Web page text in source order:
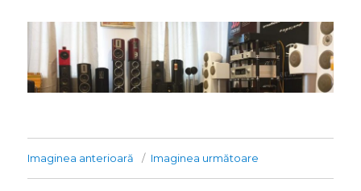
Imaginea anterioară Imaginea următoare